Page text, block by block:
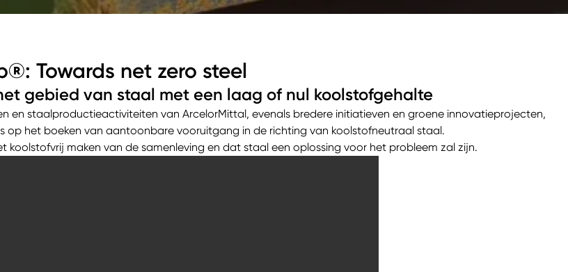
Towards net zero steel
gebied van staal met een laag of nul koolstofgehalte
en staalproductieactiviteiten van ArcelorMittal, evenals bredere initiatieven en groene innovatieprojecten,
op het boeken van aantoonbare vooruitgang in de richting van koolstofneutraal staal.
maken van de samenleving en dat staal een oplossing voor het probleem zal zijn.